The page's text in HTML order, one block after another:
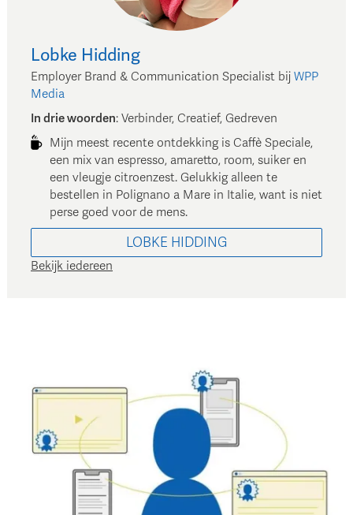
Lobke Hidding
Employer Brand & Communication Specialist bij WPP
Media
In drie woorden: Verbinder, Creatief, Gedreven
Mijn meest recente ontdekking is Caffè Speciale,
een mix van espresso, amaretto, room, suiker en
een vleugje citroenzest. Gelukkig alleen te
bestellen in Polignano a Mare in Italie, want is niet
perse goed voor de mens.
LOBKE HIDDING
Bekijk iedereen